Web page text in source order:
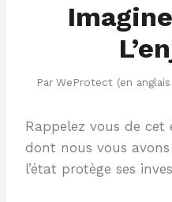
Par WeProtect (en
Rappelez vous de cet
dont nous vous
l’état protège ses